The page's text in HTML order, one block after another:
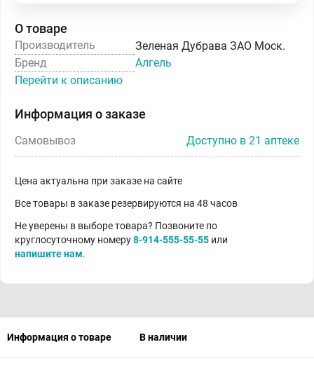
О товаре
Производитель
Зеленая Дубрава ЗАО Моск.
Бренд
Алгель
Перейти к описанию
Информация о заказе
Самовывоз Доступно в 21 аптеке
Цена актуальна при заказе на сайте
Все товары в заказе резервируются на 48 часов
Не уверены в выборе товара? Позвоните по
круглосуточному номеру8-914-555-55-55 или
напишите нам.
Информация о товаре В наличии